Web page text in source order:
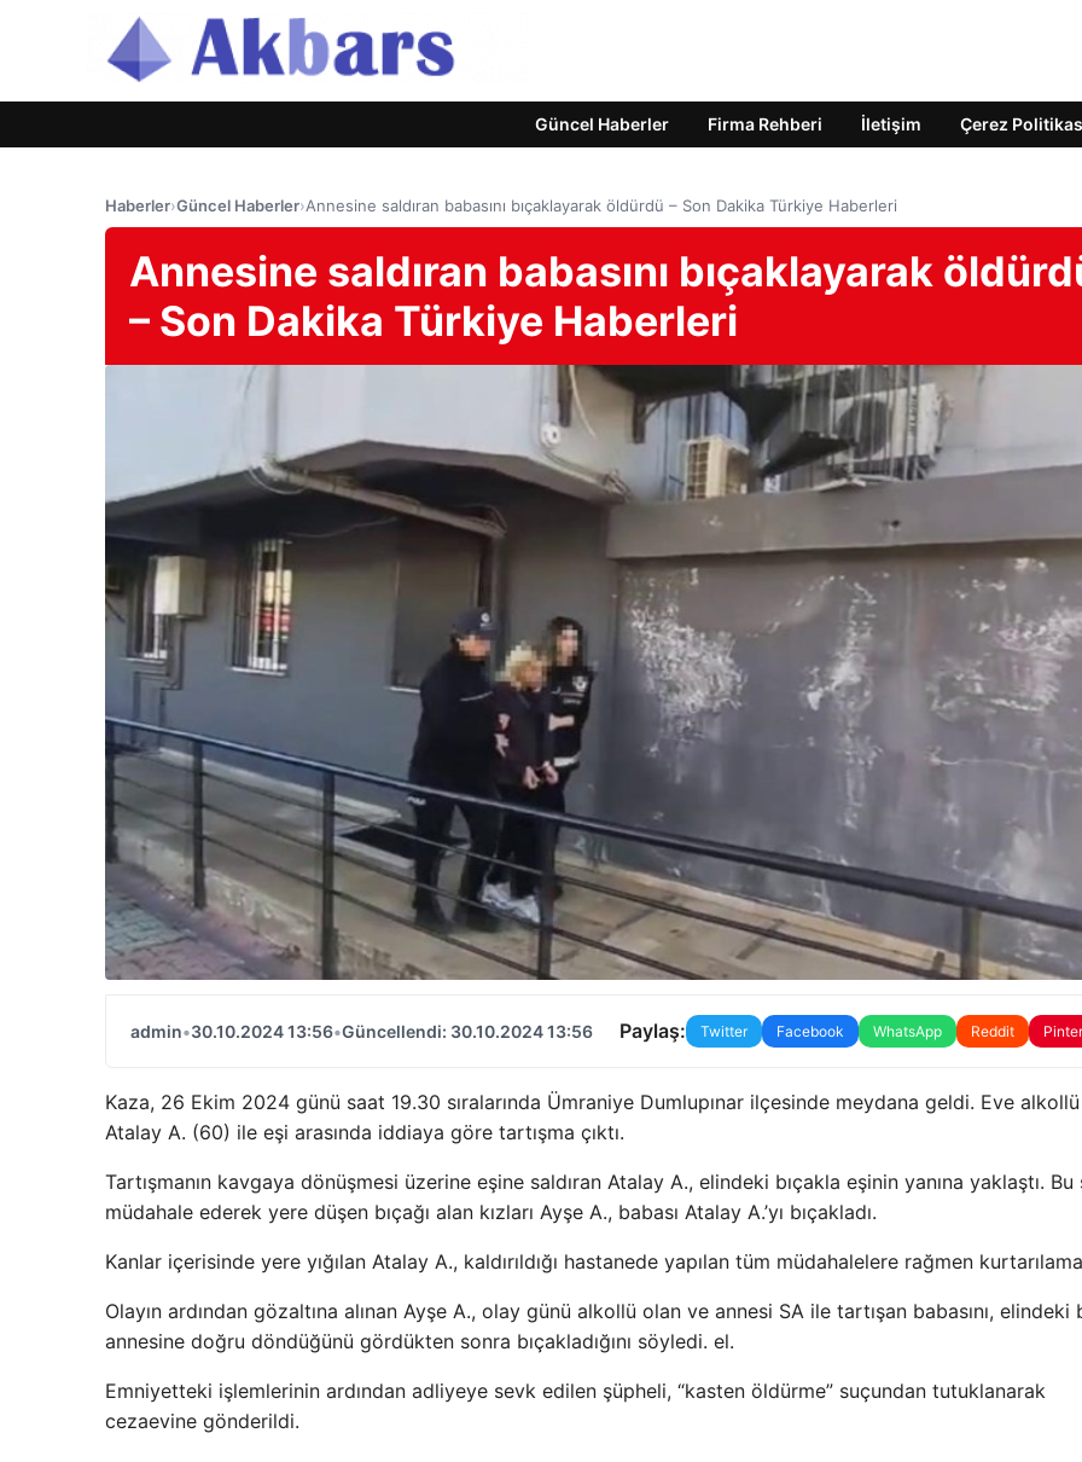
Güncel Haberler Firma Rehberi İletişim Çerez
Haberler›Güncel Haberler›Annesine saldıran babasını bıçaklayarak öldürdü – Son Dakika Türkiye Haberleri
Annesine saldıran babasını bıçaklayarak
– Son Dakika Türkiye Haberleri
admin•30.10.2024 13:56•Güncellendi: 30.10.2024 13:56 Paylaş: Twitter Facebook WhatsApp Reddit
Kaza, 26 Ekim 2024 günü saat 19.30 sıralarında Ümraniye Dumlupınar ilçesinde meydana geldi. Eve
Atalay A. (60) ile eşi arasında iddiaya göre tartışma çıktı.
Tartışmanın kavgaya dönüşmesi üzerine eşine saldıran Atalay A., elindeki bıçakla eşinin yanına yaklaştı. Bu
müdahale ederek yere düşen bıçağı alan kızları Ayşe A., babası Atalay A.’yı bıçakladı.
Kanlar içerisinde yere yığılan Atalay A., kaldırıldığı hastanede yapılan tüm müdahalelere rağmen
Olayın ardından gözaltına alınan Ayşe A., olay günü alkollü olan ve annesi SA ile tartışan babasını, elindeki
annesine doğru döndüğünü gördükten sonra bıçakladığını söyledi. el.
Emniyetteki işlemlerinin ardından adliyeye sevk edilen şüpheli, “kasten öldürme” suçundan tutuklanarak
cezaevine gönderildi.